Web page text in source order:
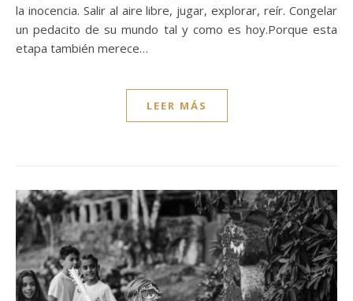
la inocencia. Salir al aire libre, jugar, explorar, reír. Congelar
un pedacito de su mundo tal y como es hoy.Porque esta
etapa también merece…
LEER MÁS